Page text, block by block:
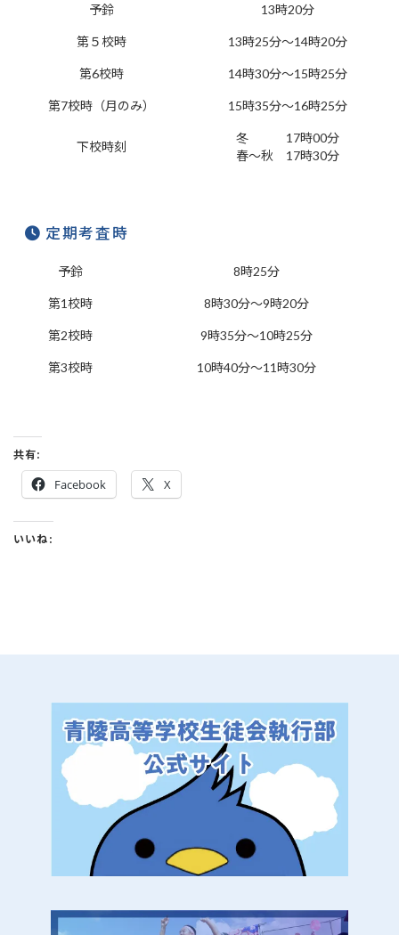
予鈴 13時20分
第５校時 13時25分～14時20分
第6校時 14時30分～15時25分
第7校時（月のみ） 15時35分～16時25分
下校時刻
冬 17時00分
春～秋 17時30分
定期考査時
予鈴 8時25分
第1校時 8時30分～9時20分
第2校時 9時35分～10時25分
第3校時 10時40分～11時30分
共有:
Facebook X
いいね: